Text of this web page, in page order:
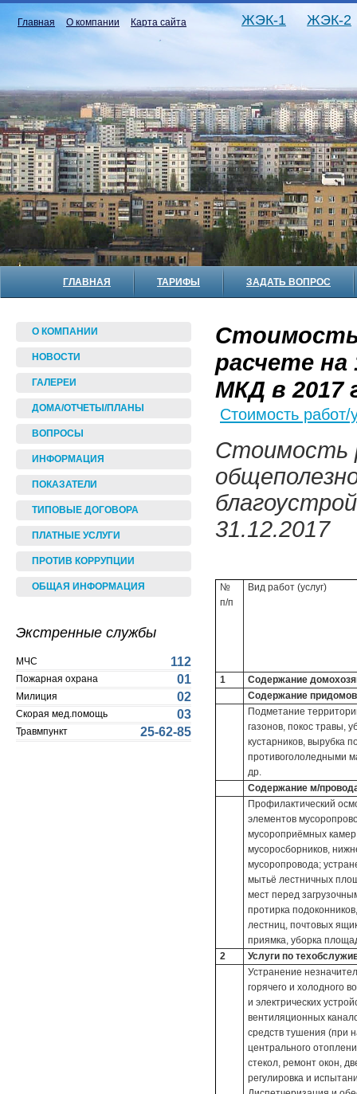
Главная О компании Карта сайта ЖЭК-1 ЖЭК-2
ГЛАВНАЯ ТАРИФЫ ЗАДАТЬ ВОПРОС
О КОМПАНИИ
НОВОСТИ
ГАЛЕРЕИ
ДОМА/ОТЧЕТЫ/ПЛАНЫ
ВОПРОСЫ
ИНФОРМАЦИЯ
ПОКАЗАТЕЛИ
ТИПОВЫЕ ДОГОВОРА
ПЛАТНЫЕ УСЛУГИ
ПРОТИВ КОРРУПЦИИ
ОБЩАЯ ИНФОРМАЦИЯ
Экстренные службы
МЧС 112
Пожарная охрана 01
Милиция 02
Скорая мед.помощь 03
Травмпункт 25-62-85
расчете
МКД в 2017
Стоимость
Стоимость
31.12.2017
№
п/п
Вид работ (услуг)
1
Содержание
Содержание
Подметание
газонов, покос травы,
кустарников, вырубка
противогололедными
др.
Содержание м/
Профилактический
элементов
мусороприёмных
мусоросборников,
мусоропровода;
мытьё лестничных
мест перед
протирка
лестниц, почтовых
приямка, уборка
2
Услуги по
Устранение
горячего и холодного
и электрических
вентиляционных
средств тушения (при
центрального
стекол, ремонт окон,
регулировка и